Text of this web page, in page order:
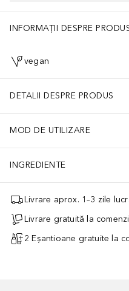
INFORMAȚII DESPRE
vegan
DETALII DESPRE PRODUS
MOD DE UTILIZARE
INGREDIENTE
Livrare aprox. 1–3 zile
Livrare gratuită la
2 Eșantioane gratuite la